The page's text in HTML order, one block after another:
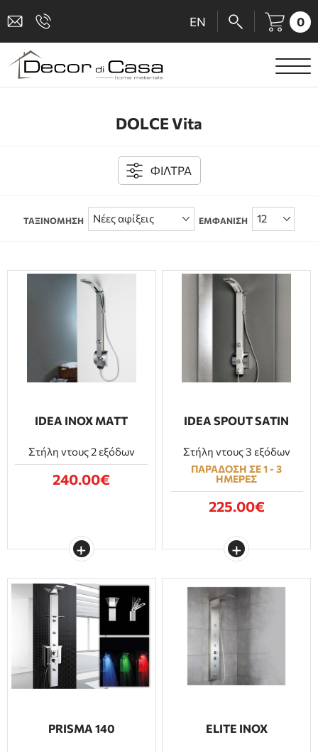
EN 0
ΕΙΔΗ ΥΓΙΕΙΝΗΣ
ΑΞΕΣΟΥΑΡ ΜΠΑΝΙΟΥ
ΚΟΥΖΙΝΑ
ΕΠΙΠΛΑ ΜΠΑΝΙΟΥ
ΠΟΡΤΕΣ
DOLCE Vita
ΦΙΛΤΡΑ
ΤΑΞΙΝΟΜΗΣΗ ΕΜΦΑΝΙΣΗ
IDEA INOX MATT
Στήλη ντους 2 εξόδων
240.00€
IDEA SPOUT SATIN
Στήλη ντους 3 εξόδων
ΠΑΡΑΔΟΣΗ ΣΕ 1 - 3
ΗΜΕΡΕΣ
225.00€
PRISMA 140 ELITE INOX